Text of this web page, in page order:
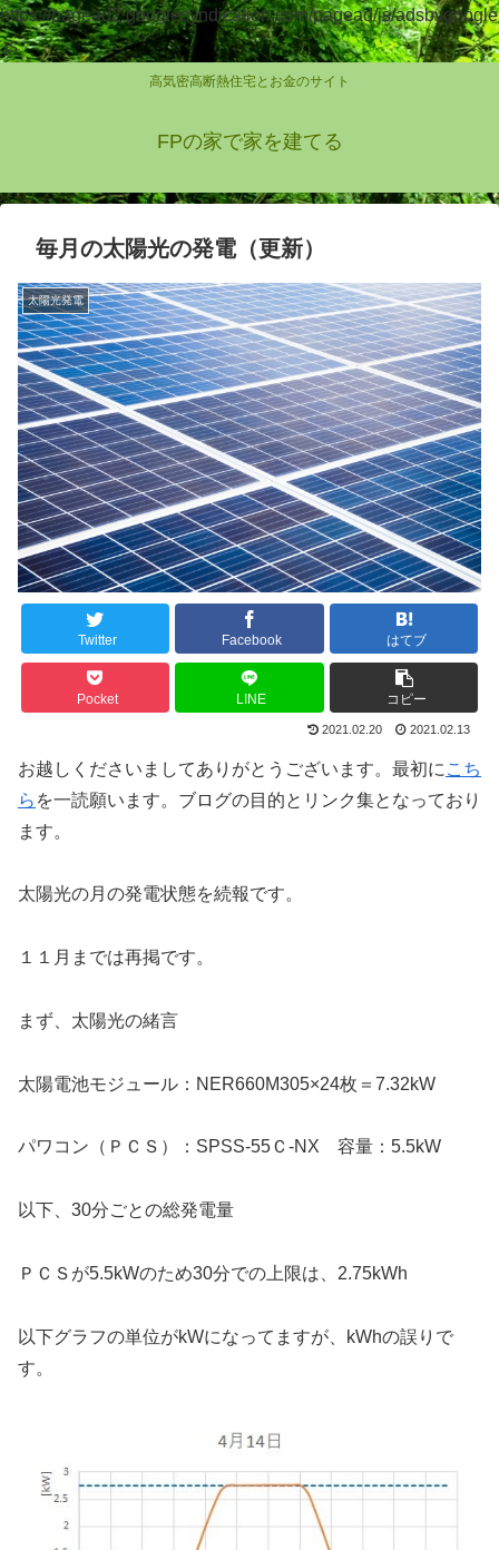
https://pagead2.googlesyndication.com/pagead/js/adsbygoogle
.js
高気密高断熱住宅とお金のサイト
FPの家で家を建てる
毎月の太陽光の発電（更新）
太陽光発電
Twitter Facebook はてブ
Pocket LINE コピー
2021.02.20 2021.02.13
お越しくださいましてありがとうございます。最初に こち
ら を一読願います。ブログの目的とリンク集となっており
ます。
太陽光の月の発電状態を続報です。
１１月までは再掲です。
まず、太陽光の緒言
太陽電池モジュール：NER660M305×24枚＝7.32kW
パワコン（ＰＣＳ）：SPSS-55Ｃ-NX 容量：5.5kW
以下、30分ごとの総発電量
ＰＣＳが5.5kWのため30分での上限は、2.75kWh
以下グラフの単位がkWになってますが、kWhの誤りで
す。